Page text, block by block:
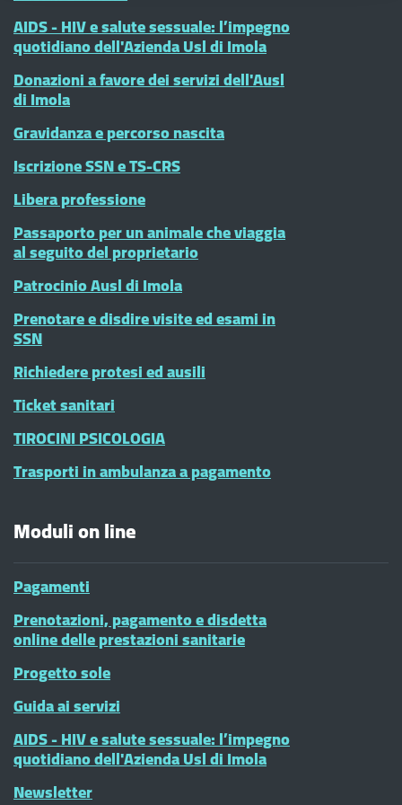
AIDS - HIV e salute sessuale: l’impegno
quotidiano dell'Azienda Usl di Imola
Donazioni a favore dei servizi dell'Ausl
di Imola
Gravidanza e percorso nascita
Iscrizione SSN e TS-CRS
Libera professione
Passaporto per un animale che viaggia
al seguito del proprietario
Patrocinio Ausl di Imola
Prenotare e disdire visite ed esami in
SSN
Richiedere protesi ed ausili
Ticket sanitari
TIROCINI PSICOLOGIA
Trasporti in ambulanza a pagamento
Moduli on line
Pagamenti
Prenotazioni, pagamento e disdetta
online delle prestazioni sanitarie
Progetto sole
Guida ai servizi
AIDS - HIV e salute sessuale: l’impegno
quotidiano dell'Azienda Usl di Imola
Newsletter